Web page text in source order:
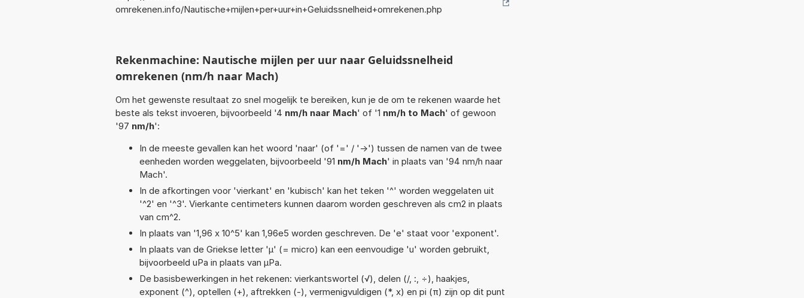
omrekenen.info/Nautische+mijlen+per+uur+in+Geluidssnelheid+omrekenen.php
Rekenmachine: Nautische mijlen per uur naar Geluidssnelheid
omrekenen (nm/h naar Mach)
Om het gewenste resultaat zo snel mogelijk te bereiken, kun je de om te rekenen waarde het
beste als tekst invoeren, bijvoorbeeld '4 nm/h naar Mach' of '1 nm/h to Mach' of gewoon
'97 nm/h':
In de meeste gevallen kan het woord 'naar' (of '=' / '->') tussen de namen van de twee
eenheden worden weggelaten, bijvoorbeeld '91 nm/h Mach' in plaats van '94 nm/h naar
Mach'.
In de afkortingen voor 'vierkant' en 'kubisch' kan het teken '^' worden weggelaten uit
'^2' en '^3'. Vierkante centimeters kunnen daarom worden geschreven als cm2 in plaats
van cm^2.
In plaats van '1,96 x 10^5' kan 1,96e5 worden geschreven. De 'e' staat voor 'exponent'.
In plaats van de Griekse letter 'µ' (= micro) kan een eenvoudige 'u' worden gebruikt,
bijvoorbeeld uPa in plaats van µPa.
De basisbewerkingen in het rekenen: vierkantswortel (√), delen (/, :, ÷), haakjes,
exponent (^), optellen (+), aftrekken (-), vermenigvuldigen (*, x) en pi (π) zijn op dit punt